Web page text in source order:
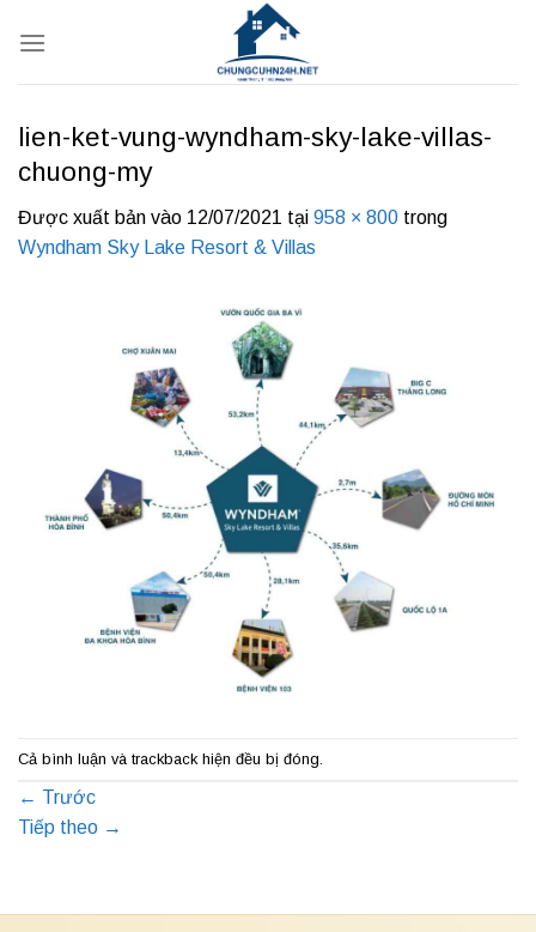
qua
lien-ket-vung-wyndham-sky-lake-villas-
chuong-my
Được xuất bản vào 12/07/2021 tại 958 × 800 trong
Wyndham Sky Lake Resort & Villas
Cả bình luận và trackback hiện đều bị đóng.
← Trước
Tiếp theo →